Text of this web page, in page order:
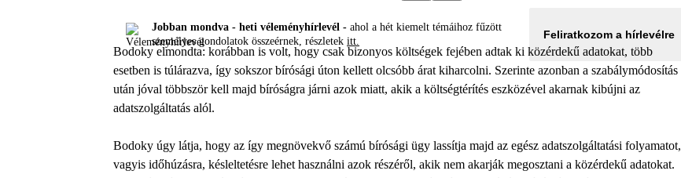
Jobban mondva - heti véleményhírlevél - ahol a hét kiemelt témáihoz fűzött
személyes gondolatok összeérnek, részletek itt.
Feliratkozom a hírlevélre
Bodoky elmondta: korábban is volt, hogy csak bizonyos költségek fejében adtak ki közérdekű adatokat, több
esetben is túlárazva, így sokszor bírósági úton kellett olcsóbb árat kiharcolni. Szerinte azonban a szabálymódosítás
után jóval többször kell majd bíróságra járni azok miatt, akik a költségtérítés eszközével akarnak kibújni az
adatszolgáltatás alól.
Bodoky úgy látja, hogy az így megnövekvő számú bírósági ügy lassítja majd az egész adatszolgáltatási folyamatot,
vagyis időhúzásra, késleltetésre lehet használni azok részéről, akik nem akarják megosztani a közérdekű adatokat.